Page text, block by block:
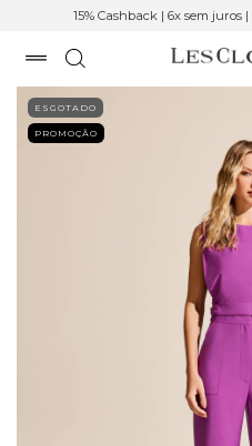
15% Cashback | 6x sem juros
ESGOTADO
PROMOÇÃO